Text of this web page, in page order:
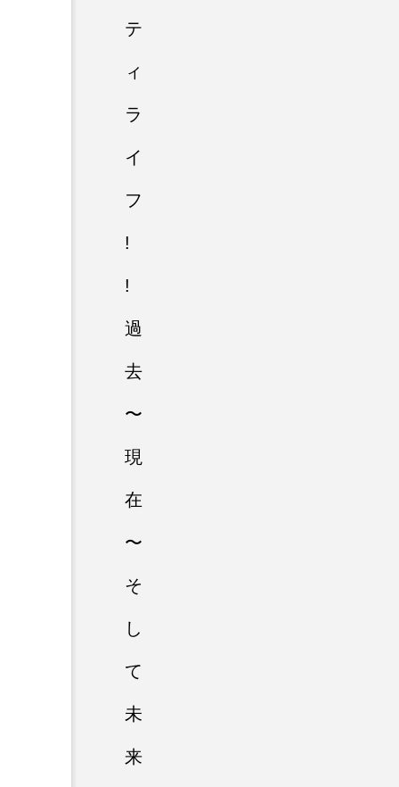
テ
ィ
ラ
イ
フ
!
!
過
去
〜
現
在
〜
そ
し
て
未
来